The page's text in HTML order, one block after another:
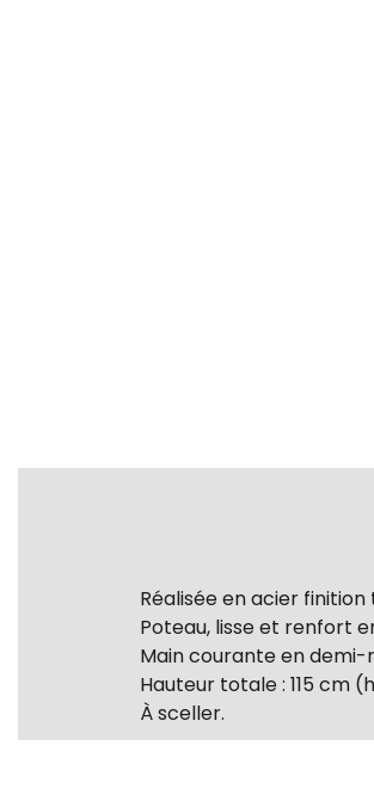
Réalisée en acier
Poteau, lisse et renfort
Main courante en demi-
Hauteur totale : 115 cm
À sceller.